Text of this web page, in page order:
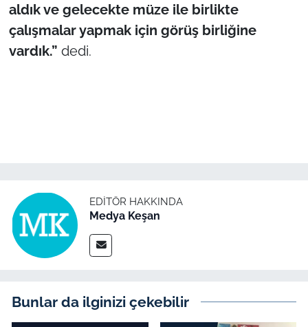
aldık ve gelecekte müze ile birlikte
çalışmalar yapmak için görüş birliğine
vardık.” dedi.
EDITÖR HAKKINDA
Medya Keşan
Bunlar da ilginizi çekebilir
İş Dünyası
Bilim Teknoloji
Genel-A
Gündem-Eğitim